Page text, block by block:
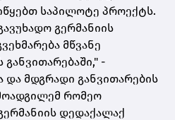
საპილოტე პროექტს.
გერმანიის
მწვანე
-
და მდგრადი განვითარების
რომეო
დედაქალაქ